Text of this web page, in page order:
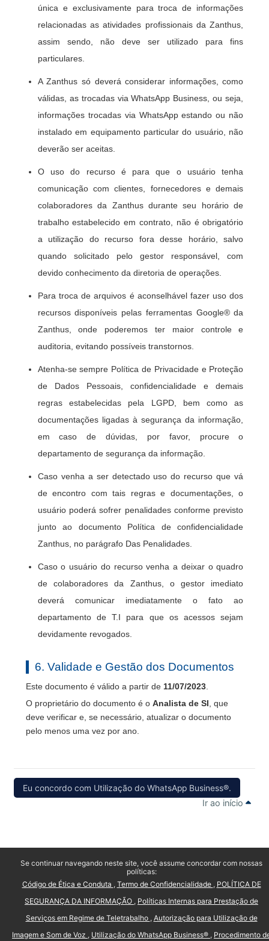
Se continuar navegando neste site, você assume concordar com nossas
políticas:
Código de Ética e Conduta
Termo de Confidencialidade
POLÍTICA DE
SEGURANÇA DA INFORMAÇÃO
Políticas Internas para Prestação de
Serviços em Regime de Teletrabalho Autorização para Utilização de
Imagem e Som de Voz
Utilização do WhatsApp Business® Procedimento
única e exclusivamente para troca de informações
relacionadas as atividades profissionais da Zanthus,
assim sendo, não deve ser utilizado para fins
particulares.
A Zanthus só deverá considerar informações, como
válidas, as trocadas via WhatsApp Business, ou seja,
informações trocadas via WhatsApp estando ou não
instalado em equipamento particular do usuário, não
deverão ser aceitas.
O uso do recurso é para que o usuário tenha
comunicação com clientes, fornecedores e demais
colaboradores da Zanthus durante seu horário de
trabalho estabelecido em contrato, não é obrigatório
a utilização do recurso fora desse horário, salvo
quando solicitado pelo gestor responsável, com
devido conhecimento da diretoria de operações.
Para troca de arquivos é aconselhável fazer uso dos
recursos disponíveis pelas ferramentas Google® da
Zanthus, onde poderemos ter maior controle e
auditoria, evitando possíveis transtornos.
Atenha-se sempre Política de Privacidade e Proteção
de Dados Pessoais, confidencialidade e demais
regras estabelecidas pela LGPD, bem como as
documentações ligadas à segurança da informação,
em caso de dúvidas, por favor, procure o
departamento de segurança da informação.
Caso venha a ser detectado uso do recurso que vá
de encontro com tais regras e documentações, o
usuário poderá sofrer penalidades conforme previsto
junto ao documento Política de confidencialidade
Zanthus, no parágrafo Das Penalidades.
Caso o usuário do recurso venha a deixar o quadro
de colaboradores da Zanthus, o gestor imediato
deverá comunicar imediatamente o fato ao
departamento de T.I para que os acessos sejam
devidamente revogados.
6. Validade e Gestão dos Documentos
Este documento é válido a partir de 11/07/2023.
O proprietário do documento é o Analista de SI , que
deve verificar e, se necessário, atualizar o documento
pelo menos uma vez por ano.
Eu concordo com Utilização do WhatsApp Business®.
Ir ao início